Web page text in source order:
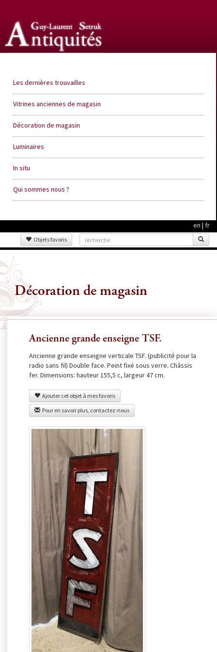
Les dernières trouvailles
Vitrines anciennes de magasin
Décoration de magasin
Luminaires
In situ
Qui sommes nous ?
en | fr
Objets favoris
Décoration de magasin
Ancienne grande enseigne TSF.
Ancienne grande enseigne verticale TSF. (publicité pour la
radio sans fil) Double face. Peint fixé sous verre. Châssis
fer. Dimensions: hauteur 155,5 c, largeur 47 cm.
Ajouter cet objet à mes favoris
Pour en savoir plus, contactez-nous